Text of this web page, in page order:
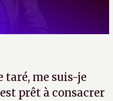
taré, me suis-je
prêt à consacrer